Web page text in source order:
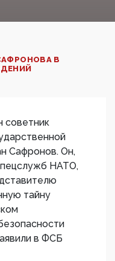
В
Сафронов. Он,
НАТО,
тайну
в ФСБ